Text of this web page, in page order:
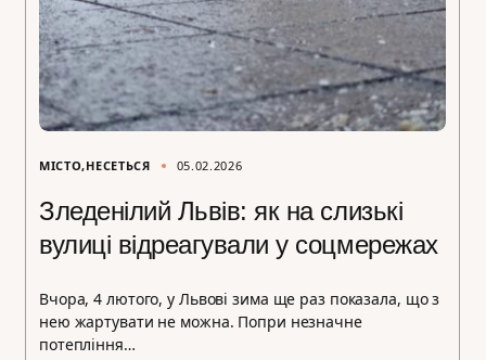
МІСТО НЕСЕТЬСЯ 05.02.2026
Зледенілий Львів: як на слизькі
вулиці відреагували у соцмережах
Вчора, 4 лютого, у Львові зима ще раз показала, що з
нею жартувати не можна. Попри незначне
потепління…